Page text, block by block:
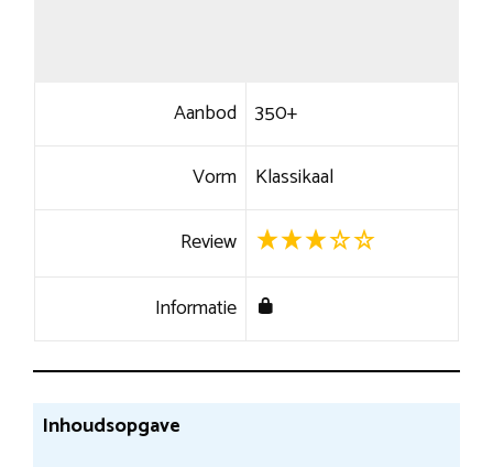
Aanbod 350+
Vorm Klassikaal
Review
Informatie
Inhoudsopgave